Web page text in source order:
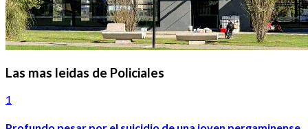
Las mas leidas de Policiales
1